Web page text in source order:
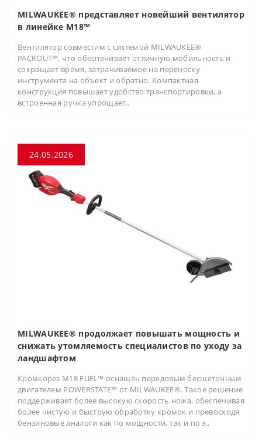
MILWAUKEE® представляет новейший вентилятор
в линейке M18™
Вентилятор совместим с системой MILWAUKEE®
PACKOUT™, что обеспечивает отличную мобильность и
сокращает время, затрачиваемое на переноску
инструмента на объект и обратно. Компактная
конструкция повышает удобство транспортировки, а
встроенная ручка упрощает..
24.05.2026
MILWAUKEE® продолжает повышать мощность и
снижать утомляемость специалистов по уходу за
ландшафтом
Кромкорез M18 FUEL™ оснащён передовым бесщёточным
двигателем POWERSTATE™ от MILWAUKEE®. Такое решение
поддерживает более высокую скорость ножа, обеспечивая
более чистую и быструю обработку кромок и превосходя
бензиновые аналоги как по мощности, так и по э..